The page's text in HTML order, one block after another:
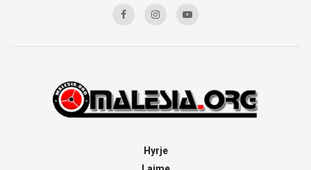
Hyrje